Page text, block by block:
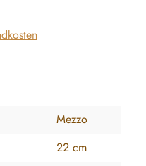
Mezzo
22 cm